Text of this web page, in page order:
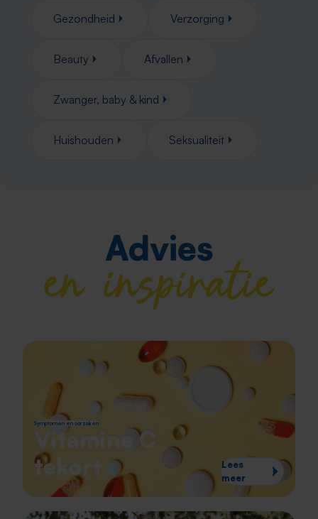
Gezondheid Verzorging
Beauty Afvallen
Zwanger, baby & kind
Huishouden Seksualiteit
Advies
en inspiratie
Symptomen en oorzaken
Vitamine C
tekort
Lees
meer